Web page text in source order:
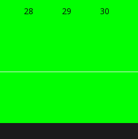
28 29 30